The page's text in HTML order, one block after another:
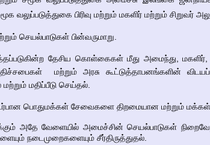
வலுப்படுத்துகை பிரிவு மற்றும் மகளிர் மற்றும் சிறுவர்
செயல்பாடுகள் பின்வருமாறு.
தேசிய கொள்கைகள் மீது அமைந்து,
மற்றும் அரசு கூட்டுத்தாபனங்களின்
மதிப்பீடு செய்தல்.
பொதுமக்கள் சேவைகளை திறமையான மற்றும்
அதே வேளையில் அமைச்சின் செயல்பாடுகள்
நடைமுறைகளையும் சீர்திருத்துதல்.